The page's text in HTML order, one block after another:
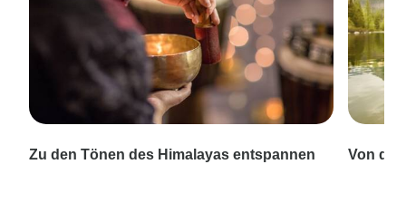
Zu den Tönen des Himalayas entspannen Von der